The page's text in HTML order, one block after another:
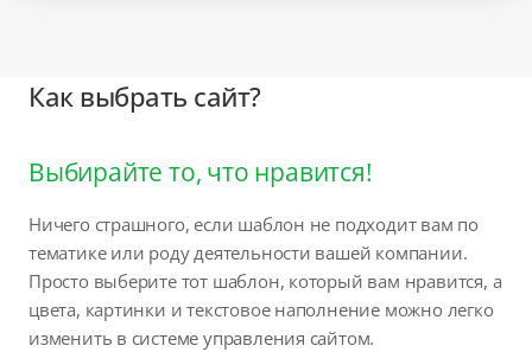
Как выбрать сайт?
Выбирайте то, что нравится!
Ничего страшного, если шаблон не подходит вам по
тематике или роду деятельности вашей компании.
Просто выберите тот шаблон, который вам нравится, а
цвета, картинки и текстовое наполнение можно легко
изменить в системе управления сайтом.